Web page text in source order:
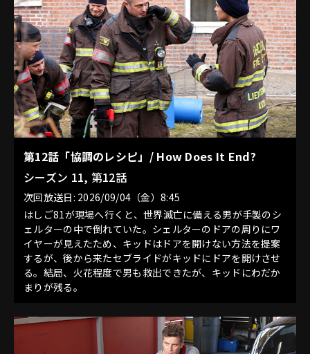
第12話「協調のレシピ」/ How Does It End?
シーズン 11, 第12話
次回放送日: 2026/09/04（金）8:45
はしご81が現場へ行くと、世界滅亡に備える男が手製のシ
ェルターの中で倒れていた。シェルターのドアの周りにワ
イヤーが見えたため、キッドはドアを開けない方法を提案
するが、後から来たセブライドがキッドにドアを開けさせ
る。結局、火花程度で男も救出できたが、キッドにわだか
まりが残る。